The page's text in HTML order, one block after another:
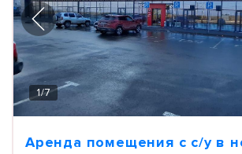
1/7
Аренда помещения с с/у в